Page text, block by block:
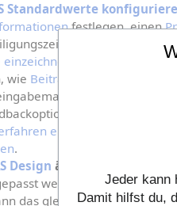
Standardwerte
festlegen, einen
erstellen,
wie Beiträge
konfigurieren,
das
Menü für
einstellen
und im
.
Design ändern
: Farben,
werden (das wird für
das gleiche Design.) Das
Jeder kann
Damit hilfst du,